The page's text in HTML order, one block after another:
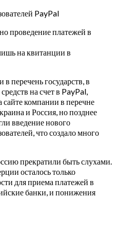
PayPal
проведение платежей в
на квитанции в
перечень государств, в
на счет в PayPal,
компании в перечне
и Россия, но позднее
введение нового
что создало много
прекратили быть слухами.
осталось только
для приема платежей в
банки, и понижения